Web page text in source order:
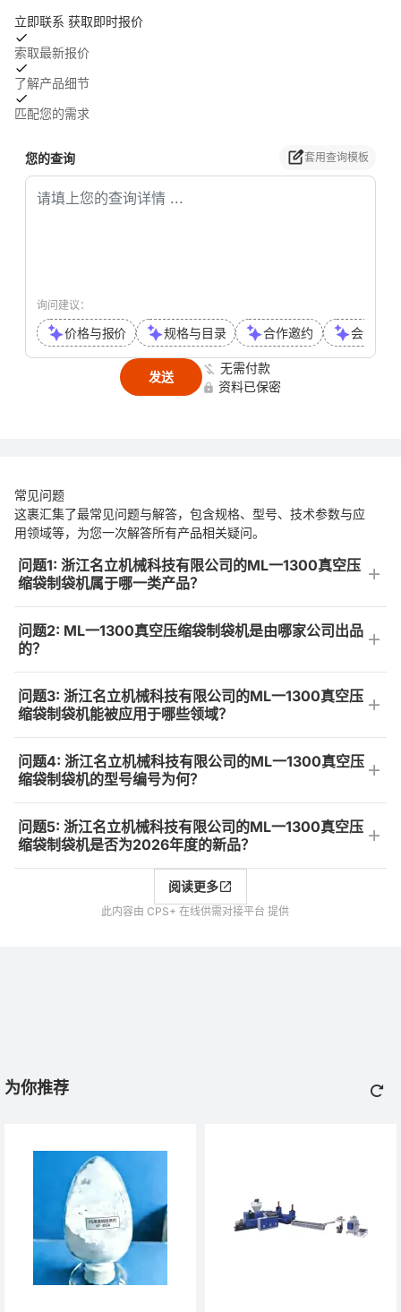
立即联系 获取即时报价
索取最新报价
了解产品细节
匹配您的需求
您的查询 套用查询模板
询问建议：
价格与报价 规格与目录 合作邀约 会议或
发送
无需付款
资料已保密
常见问题
这裹汇集了最常见问题与解答，包含规格、型号、技术参数与应
用领域等，为您一次解答所有产品相关疑问。
问题1: 浙江名立机械科技有限公司的ML一1300真空压
缩袋制袋机属于哪一类产品？
问题2: ML一1300真空压缩袋制袋机是由哪家公司出品
的？
问题3: 浙江名立机械科技有限公司的ML一1300真空压
缩袋制袋机能被应用于哪些领域？
问题4: 浙江名立机械科技有限公司的ML一1300真空压
缩袋制袋机的型号编号为何？
问题5: 浙江名立机械科技有限公司的ML一1300真空压
缩袋制袋机是否为2026年度的新品？
阅读更多
此内容由 CPS+ 在线供需对接平台 提供
为你推荐